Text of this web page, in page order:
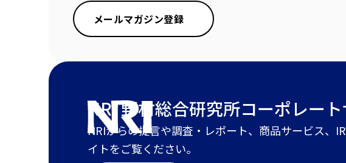
メールマガジン登録
NRI 野村総合研究所コーポレー
NRIからの提言や調査・レポート、商品サービス、
イトをご覧ください。